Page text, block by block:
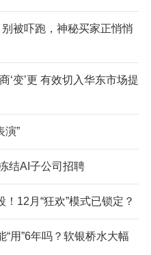
被吓跑，神秘买家正悄悄
‘变’更 有效切入华东市场提
演”
结AI子公司招聘
12月“狂欢”模式已锁定？
用”6年吗？软银桥水大幅